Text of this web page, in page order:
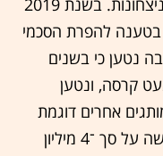
שהוא מנהל מסתיימים בפשרות או בניצחונות. בשנת 2019
בטענה להפרת הסכמי
נטען כי בשנים
קרסה, ונטען
אחרים דוגמת
ג'פניקה וסוסו אנד סאן. התביעה הוגשה על סך ־4 מיליון